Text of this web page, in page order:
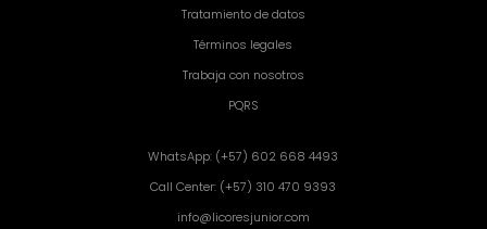
Tratamiento de datos
Términos legales
Trabaja con nosotros
PQRS
WhatsApp: (+57) 602 668 4493
Call Center: (+57) 310 470 9393
info@licoresjunior.com